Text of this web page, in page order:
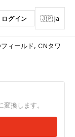
ログイン 🇯🇵 ja
ィールド, CNタワ
換します。